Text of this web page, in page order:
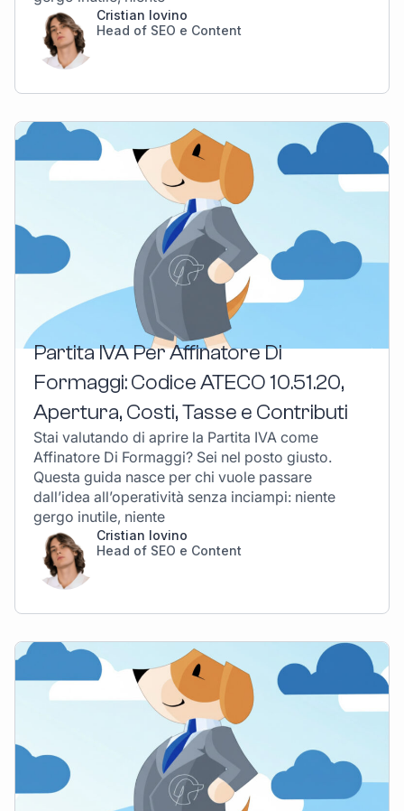
Cristian Iovino
Head of SEO e Content
Partita IVA Per Affinatore Di
Formaggi: Codice ATECO 10.51.20,
Apertura, Costi, Tasse e Contributi
Stai valutando di aprire la Partita IVA come
Affinatore Di Formaggi? Sei nel posto giusto.
Questa guida nasce per chi vuole passare
dall’idea all’operatività senza inciampi: niente
gergo inutile, niente
Cristian Iovino
Head of SEO e Content